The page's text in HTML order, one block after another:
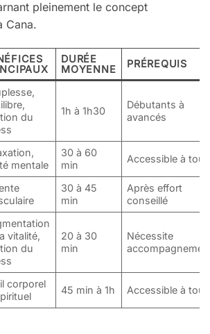
pleinement le concept
Cana.
DURÉE
MOYENNE
PRÉREQUIS
du
1h à 1h30
Débutants à
avancés
mentale
30 à 60
min
Accessible à tous
30 à 45
min
Après effort
conseillé
vitalité,
du
20 à 30
min
Nécessite
corporel
45 min à 1h Accessible à tous